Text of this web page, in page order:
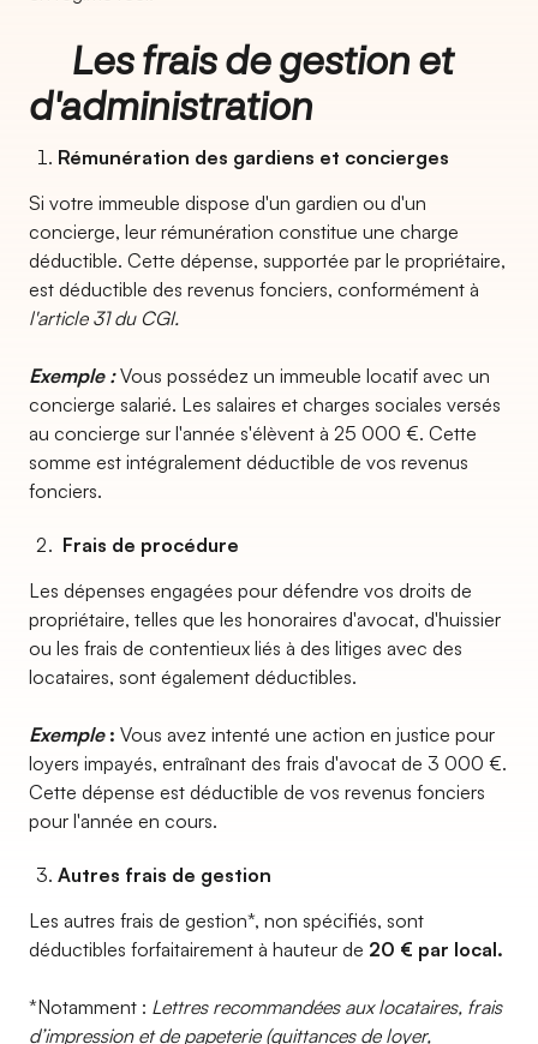
Les frais de gestion et
d'administration
Rémunération des gardiens et concierges
Si votre immeuble dispose d'un gardien ou d'un
concierge, leur rémunération constitue une charge
déductible. Cette dépense, supportée par le propriétaire,
est déductible des revenus fonciers, conformément à
l'article 31 du CGI.
Exemple : Vous possédez un immeuble locatif avec un
concierge salarié. Les salaires et charges sociales versés
au concierge sur l'année s'élèvent à 25 000 €. Cette
somme est intégralement déductible de vos revenus
fonciers.
Frais de procédure
Les dépenses engagées pour défendre vos droits de
propriétaire, telles que les honoraires d'avocat, d'huissier
ou les frais de contentieux liés à des litiges avec des
locataires, sont également déductibles.
Exemple: Vous avez intenté une action en justice pour
loyers impayés, entraînant des frais d'avocat de 3 000 €.
Cette dépense est déductible de vos revenus fonciers
pour l'année en cours.
Autres frais de gestion
Les autres frais de gestion*, non spécifiés, sont
déductibles forfaitairement à hauteur de 20 € par local.
*Notamment : Lettres recommandées aux locataires, frais
d’impression et de papeterie (quittances de loyer,